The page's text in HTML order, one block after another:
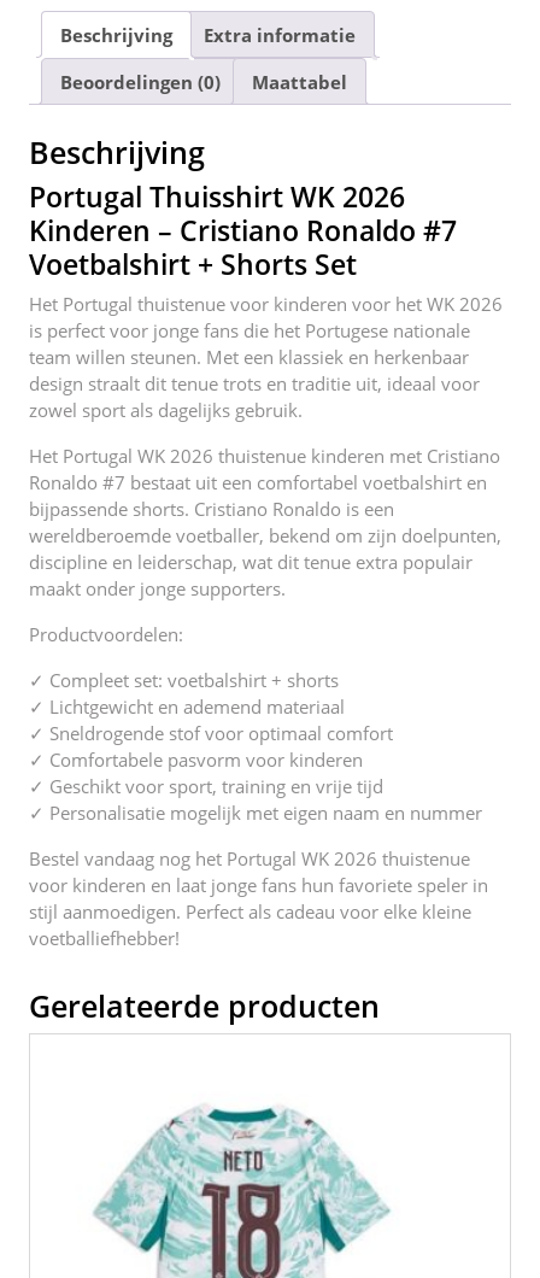
c
e
b
o
o
k
itt
er
ai
l
er
e
st
d
di
t
k
e
dI
e
n
Beschrijving
Extra informatie
Beoordelingen (0)
Maattabel
Beschrijving
Portugal Thuisshirt WK 2026
Kinderen – Cristiano Ronaldo #7
Voetbalshirt + Shorts Set
Het Portugal thuistenue voor kinderen voor het WK 2026
is perfect voor jonge fans die het Portugese nationale
team willen steunen. Met een klassiek en herkenbaar
design straalt dit tenue trots en traditie uit, ideaal voor
zowel sport als dagelijks gebruik.
Het Portugal WK 2026 thuistenue kinderen met Cristiano
Ronaldo #7 bestaat uit een comfortabel voetbalshirt en
bijpassende shorts. Cristiano Ronaldo is een
wereldberoemde voetballer, bekend om zijn doelpunten,
discipline en leiderschap, wat dit tenue extra populair
maakt onder jonge supporters.
Productvoordelen:
✓ Compleet set: voetbalshirt + shorts
✓ Lichtgewicht en ademend materiaal
✓ Sneldrogende stof voor optimaal comfort
✓ Comfortabele pasvorm voor kinderen
✓ Geschikt voor sport, training en vrije tijd
✓ Personalisatie mogelijk met eigen naam en nummer
Bestel vandaag nog het Portugal WK 2026 thuistenue
voor kinderen en laat jonge fans hun favoriete speler in
stijl aanmoedigen. Perfect als cadeau voor elke kleine
voetballiefhebber!
Gerelateerde producten